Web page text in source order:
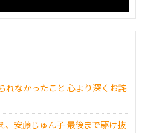
れなかったこと 心より深くお詫
、安藤じゅん子 最後まで駆け抜